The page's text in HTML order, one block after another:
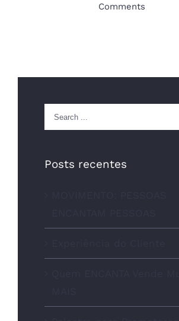
Comments
Search
for:
Posts recentes